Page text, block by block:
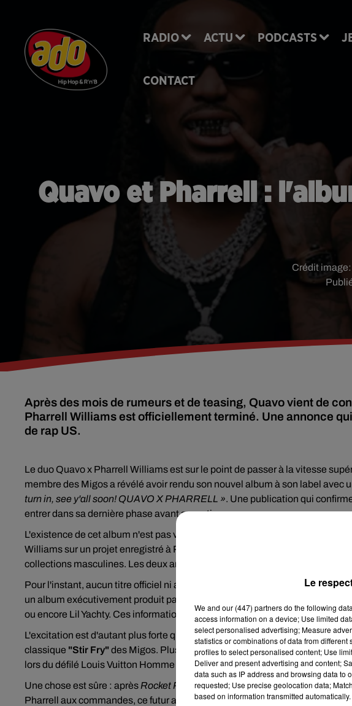
RADIO ACTU PODCASTS
CONTACT
Quavo et Pharrell :
Crédit image:
Après des mois de rumeurs et de teasing, Quavo vient de
Pharrell Williams est officiellement terminé. Une annonce
de rap US.
Le duo Quavo x Pharrell Williams est sur le point de passer à la vitesse
membre des Migos a révélé avoir rendu son nouvel album à son label avec
turn in, see y'all soon! QUAVO X PHARRELL ». Une publication qui
entrer dans sa dernière phase avant sa sortie.
L'existence de cet album n'est pas vraiment une surprise. Dès 2025,
Williams sur un projet enregistré à Paris, au sein même du siège de Louis
collections masculines. Les deux artistes auraient enregistré l'intégralité du
Pour l'instant, aucun titre officiel ni aucune date de sortie n'ont été
un album exécutivement produit par Pharrell, avec des invités potentiels
ou encore Lil Yachty. Ces informations restent à confirmer, mais elles
L'excitation est d'autant plus forte que Quavo et Pharrell ont déjà prouvé
classique "Stir Fry"des Migos. Plus récemment, plusieurs morceaux
lors du défilé Louis Vuitton Homme à Paris, renforçant encore la curiosité
Une chose est sûre : après Rocket Poweren 2023, Quavo s'apprête à ouvrir
Pharrell aux commandes, ce futur album s'annonce déjà comme l'un des
Le
We and our (447) partnersdo the following
access information on a device; Use limited
select personalised advertising; Measure
statistics or combinations of data from
profiles to select personalised content; Use
Deliver and present advertising and content;
data such as IP address and browsing data to
requested; Use precise geolocation data;
based on information transmitted automatically.